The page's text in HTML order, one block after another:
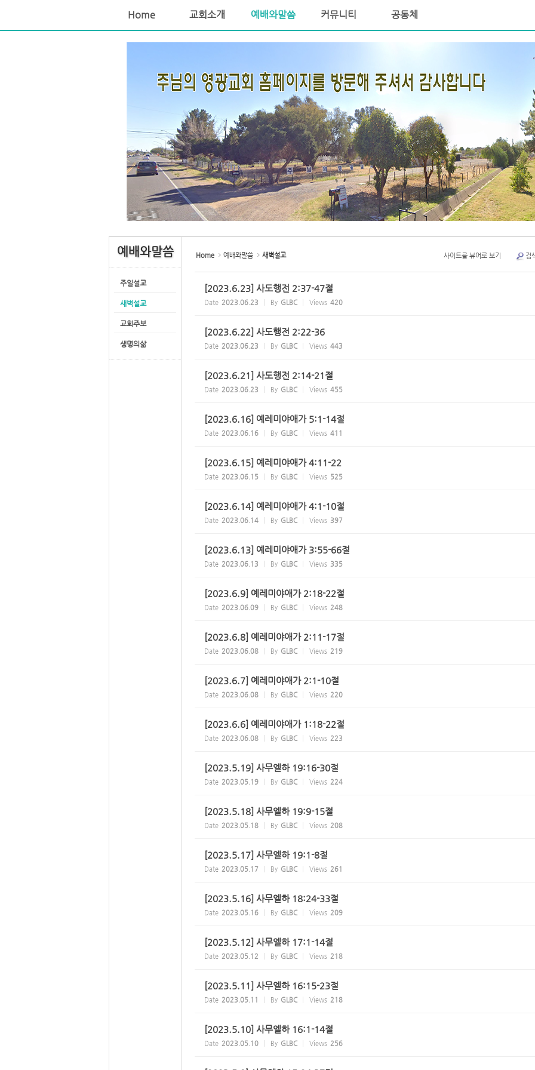
Home 교회소개 예배와말씀 커뮤니티 공동체
예배와말씀
주일설교
새벽설교
교회주보
생명의삶
Home 예배와말씀 새벽설교 사이트를 뷰어로 보기 검
[2023.6.23] 사도행전 2:37-47절
Date 2023.06.23 By GLBC Views 420
[2023.6.22] 사도행전 2:22-36
Date 2023.06.23 By GLBC Views 443
[2023.6.21] 사도행전 2:14-21절
Date 2023.06.23 By GLBC Views 455
[2023.6.16] 예레미야애가 5:1-14절
Date 2023.06.16 By GLBC Views 411
[2023.6.15] 예레미야애가 4:11-22
Date 2023.06.15 By GLBC Views 525
[2023.6.14] 예레미야애가 4:1-10절
Date 2023.06.14 By GLBC Views 397
[2023.6.13] 예레미야애가 3:55-66절
Date 2023.06.13 By GLBC Views 335
[2023.6.9] 예레미야애가 2:18-22절
Date 2023.06.09 By GLBC Views 248
[2023.6.8] 예레미야애가 2:11-17절
Date 2023.06.08 By GLBC Views 219
[2023.6.7] 예레미야애가 2:1-10절
Date 2023.06.08 By GLBC Views 220
[2023.6.6] 예레미야애가 1:18-22절
Date 2023.06.08 By GLBC Views 223
[2023.5.19] 사무엘하 19:16-30절
Date 2023.05.19 By GLBC Views 224
[2023.5.18] 사무엘하 19:9-15절
Date 2023.05.18 By GLBC Views 208
[2023.5.17] 사무엘하 19:1-8절
Date 2023.05.17 By GLBC Views 261
[2023.5.16] 사무엘하 18:24-33절
Date 2023.05.16 By GLBC Views 209
[2023.5.12] 사무엘하 17:1-14절
Date 2023.05.12 By GLBC Views 218
[2023.5.11] 사무엘하 16:15-23절
Date 2023.05.11 By GLBC Views 218
[2023.5.10] 사무엘하 16:1-14절
Date 2023.05.10 By GLBC Views 256
Sketchbook5, 스케치북5
Sketchbook5, 스케치북5
Sketchbook5, 스케치북5
Sketchbook5, 스케치북5